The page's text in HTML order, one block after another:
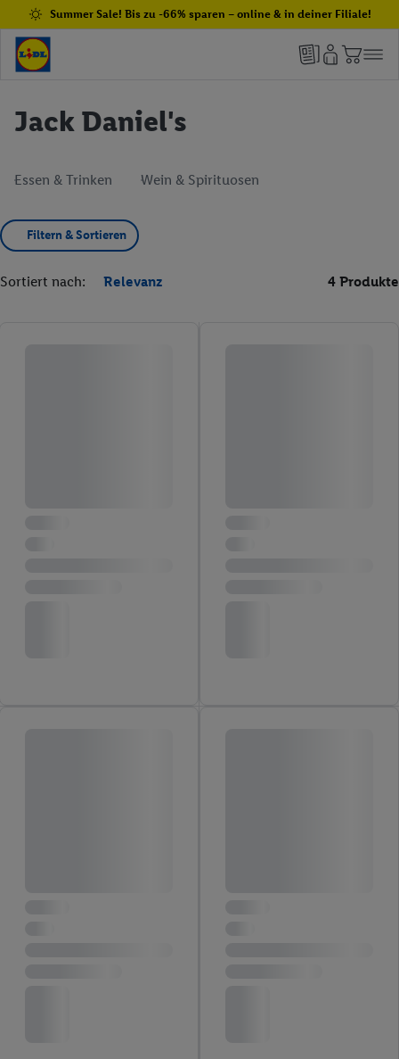
Summer Sale! Bis zu -66% sparen – online & in deiner Filiale!
Jack Daniel's
Essen & Trinken Wein & Spirituosen
Filtern & Sortieren
Sortiert nach: Relevanz 4 Produkte